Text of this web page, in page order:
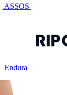
ASSOS
Endura